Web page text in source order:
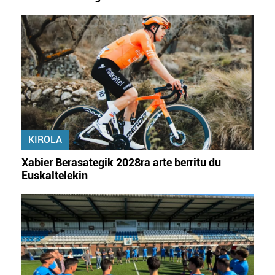
zure baimena Cookieen adierazpenean.
Webgune honek cookie propioak eta hirugarrenen cookie-
fitxategiak erabiltzen ditu. Zure esperientzia eta
zerbitzuak hobetzeko asmoz, cookie teknologiaz
baliatzen gara. Ohar hau onartuz gero, teknologia hori
erabiltzeko baimen esplizitua ematen diguzu.Gehiago
irakurri
KIROLA
Xabier Berasategik 2028ra arte berritu du
Euskaltelekin